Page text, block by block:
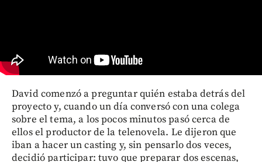
David comenzó a preguntar quién estaba detrás del
proyecto y, cuando un día conversó con una colega
sobre el tema, a los pocos minutos pasó cerca de
ellos el productor de la telenovela. Le dijeron que
iban a hacer un casting y, sin pensarlo dos veces,
decidió participar: tuvo que preparar dos escenas,